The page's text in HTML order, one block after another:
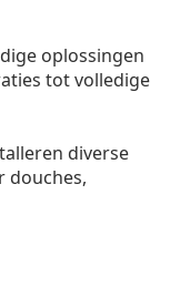
oplossingen
tot volledige
diverse
douches,